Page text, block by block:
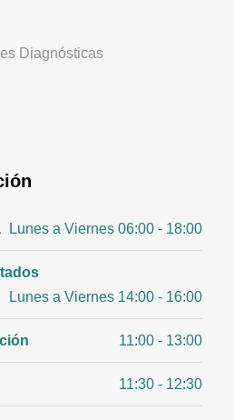
Diagnósticas
Lunes a Viernes 06:00 - 18:00
Lunes a Viernes 14:00 - 16:00
11:00 - 13:00
11:30 - 12:30